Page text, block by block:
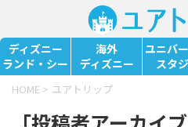
ディズニー
ランド・シー
海外
ディズニー
ユニバ
スタ
HOME > ユアトリップ